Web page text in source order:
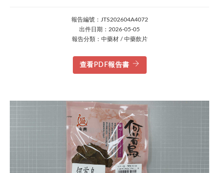
報告編號：JTS202604A4072
出件日期：2026-05-05
報告分類：中藥材 / 中藥飲片
查看PDF報告書